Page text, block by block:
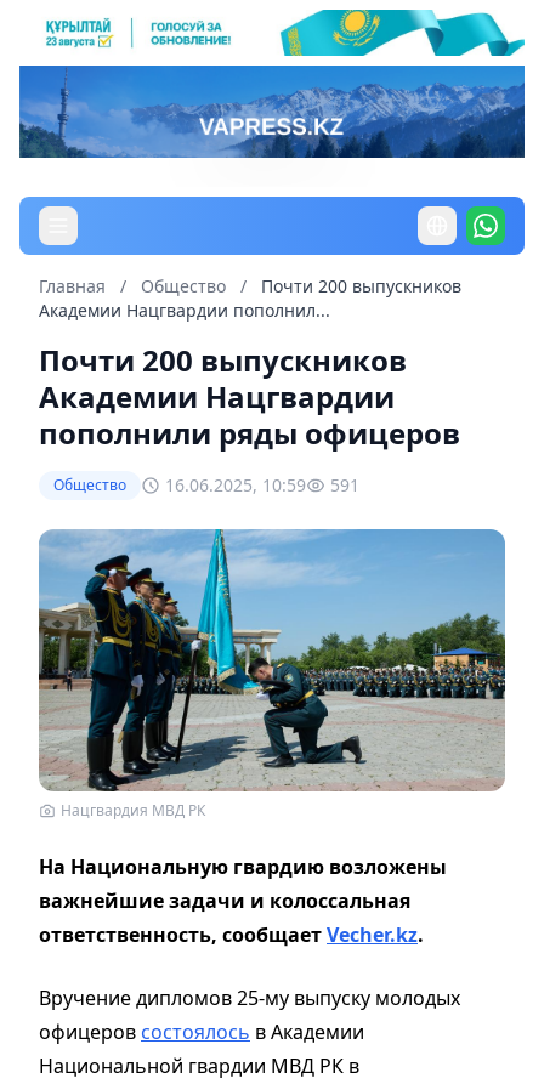
Главная / Общество /
Почти 200 выпускников
Академии Нацгвардии пополнил...
Почти 200 выпускников
Академии Нацгвардии
пополнили ряды офицеров
Общество 16.06.2025, 10:59 591
Нацгвардия МВД РК
На Национальную гвардию возложены
важнейшие задачи и колоссальная
ответственность, сообщаетVecher.kz.
Вручение дипломов 25-му выпуску молодых
офицеров состоялось в Академии
Национальной гвардии МВД РК в